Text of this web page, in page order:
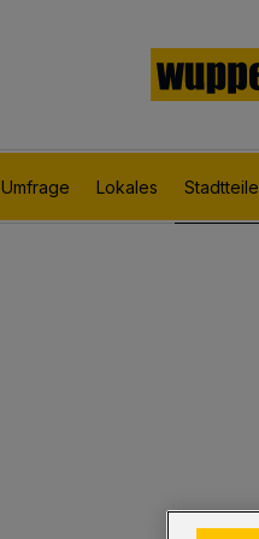
Umfrage Lokales Stadtteile